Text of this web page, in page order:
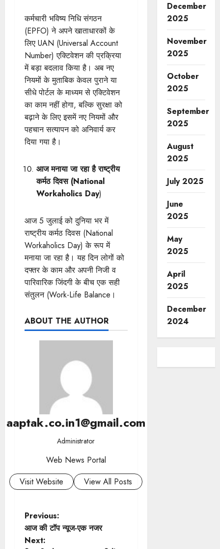
कर्मचारी भविष्य निधि संगठन
(EPFO) ने अपने खाताधारकों के
लिए UAN (Universal Account
Number) एक्टिवेशन की प्रक्रिया
में बड़ा बदलाव किया है। अब नए
नियमों के मुताबिक केवल पुराने या
सीधे पोर्टल के माध्यम से एक्टिवेशन
का काम नहीं होगा, बल्कि सुरक्षा को
बढ़ाने के लिए इसमें नए नियमों और
पहचान सत्यापन को अनिवार्य कर
दिया गया है।
आज मनाया जा रहा है राष्ट्रीय
कर्मठ दिवस (National
Workaholics Day)
आज 5 जुलाई को दुनिया भर में
राष्ट्रीय कर्मठ दिवस (National
Workaholics Day) के रूप में
मनाया जा रहा है। यह दिन लोगों को
दफ्तर के काम और अपनी निजी व
पारिवारिक जिंदगी के बीच एक सही
संतुलन (Work-Life Balance।
ABOUT THE AUTHOR
aaptak.co.in1@gmail.com
Administrator
Web News Portal
Visit Website
View All Posts
P
o
Previous:
आज की टॉप न्यूज-एक नजर
Next:
December
2025
November
2025
October
2025
September
2025
August
2025
July 2025
June
2025
May
2025
April
2025
December
2024